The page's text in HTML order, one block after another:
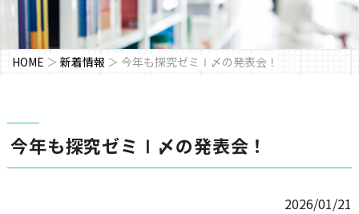
HOME ＞新着情報 ＞ 今年も探究ゼミⅠ〆の発表会！
今年も探究ゼミⅠ〆の発表会！
2026/01/21